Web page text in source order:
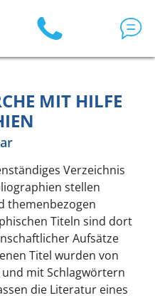
MIT HILFE
Verzeichnis
stellen
themenbezogen
Titeln sind dort
Aufsätze
Titel wurden von
mit Schlagwörtern
die Literatur eines